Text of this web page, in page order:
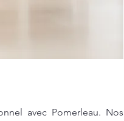
avec Pomerleau. Nos